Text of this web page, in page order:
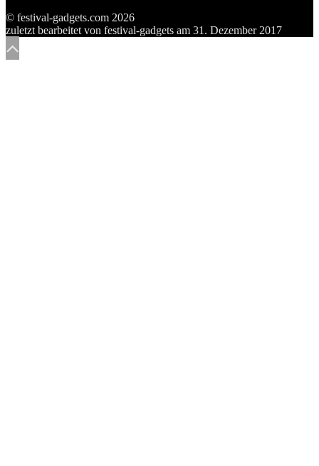
© festival-gadgets.com 2026
zuletzt bearbeitet von festival-gadgets am 31. Dezember 2017